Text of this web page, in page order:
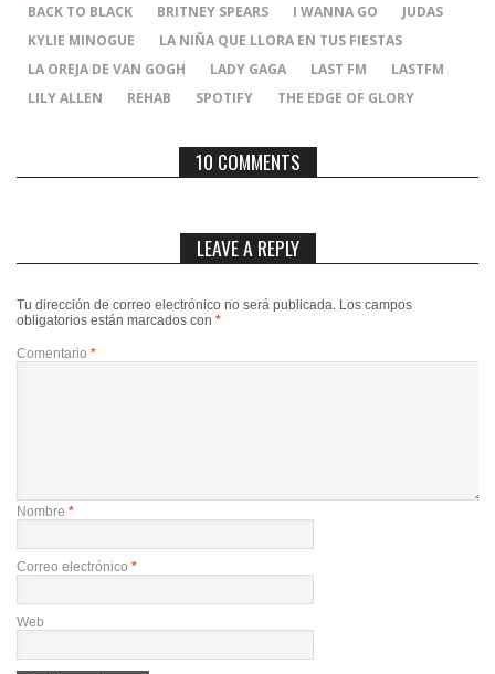
BACK TO BLACK
BRITNEY SPEARS I WANNA GO
JUDAS
KYLIE MINOGUE
LA NIÑA QUE LLORA EN TUS FIESTAS
LA OREJA DE VAN GOGH
LADY GAGA LAST FM
LASTFM
LILY ALLEN
REHAB SPOTIFY THE EDGE OF GLORY
10 COMMENTS
LEAVE A REPLY
Tu dirección de correo electrónico no será publicada. Los campos
obligatorios están marcados con *
Comentario *
Nombre *
Correo electrónico *
Web